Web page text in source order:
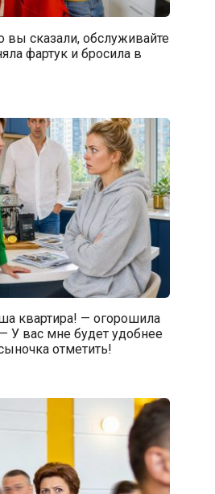
вы сказали, обслуживайте
фартук и бросила в
квартира! — огорошила
У вас мне будет удобнее
отметить!